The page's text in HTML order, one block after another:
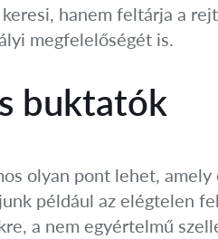
hanem feltárja a
megfelelőségét is.
buktatók
olyan pont lehet,
például az elégtelen
a nem egyértelmű